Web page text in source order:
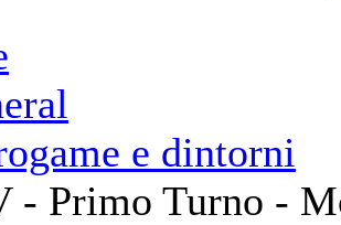
e dintorni
- Primo Turno -